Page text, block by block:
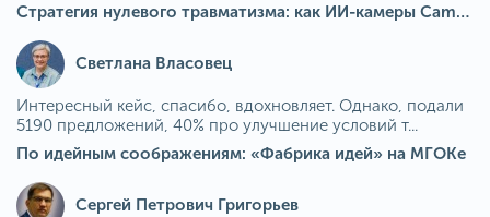
Стратегия нулевого травматизма: как ИИ-камеры Camkord снижают риск наезда на пешехода при работе на погрузчике
Светлана Власовец
Интересный кейс, спасибо, вдохновляет. Однако, подали
5190 предложений, 40% про улучшение условий т...
По идейным соображениям: «Фабрика идей» на МГОКе
Сергей Петрович Григорьев